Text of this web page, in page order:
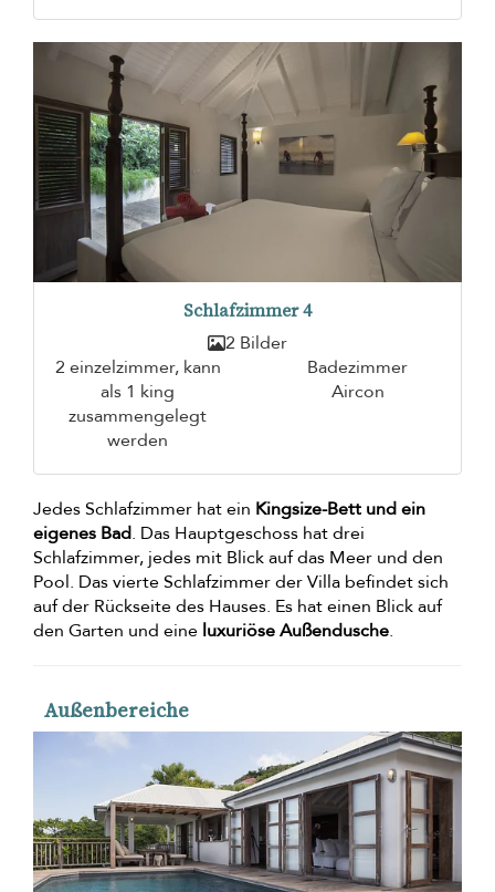
Schlafzimmer 4
2 Bilder
2 einzelzimmer, kann
als 1 king
zusammengelegt
werden
Badezimmer
Aircon
Jedes Schlafzimmer hat ein Kingsize-Bett und ein
eigenes Bad. Das Hauptgeschoss hat drei
Schlafzimmer, jedes mit Blick auf das Meer und den
Pool. Das vierte Schlafzimmer der Villa befindet sich
auf der Rückseite des Hauses. Es hat einen Blick auf
den Garten und eine luxuriöse Außendusche.
Außenbereiche